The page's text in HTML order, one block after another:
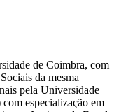
de Coimbra, com
da mesma
pela Universidade
especialização em